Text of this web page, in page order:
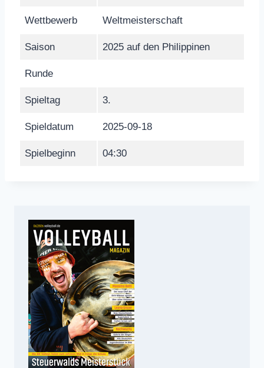
Wettbewerb Weltmeisterschaft
Saison 2025 auf den Philippinen
Runde
Spieltag 3.
Spieldatum 2025-09-18
Spielbeginn 04:30